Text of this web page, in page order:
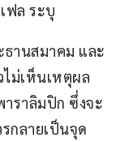
ฟล ระบุ
ธานสมาคม และ
ไม่เห็นเหตุผล
ราลิมปิก ซึ่งจะ
กลายเป็นจุด